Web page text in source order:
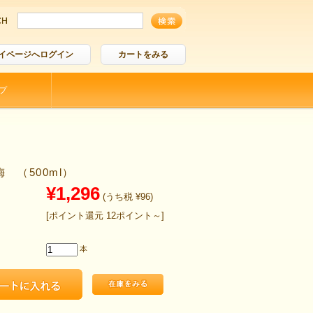
ページへログイン カートをみる
（500ml）
¥1,296 (うち税 ¥96)
[ポイント還元 12ポイント～]
本